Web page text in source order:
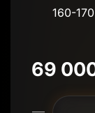
160-
69